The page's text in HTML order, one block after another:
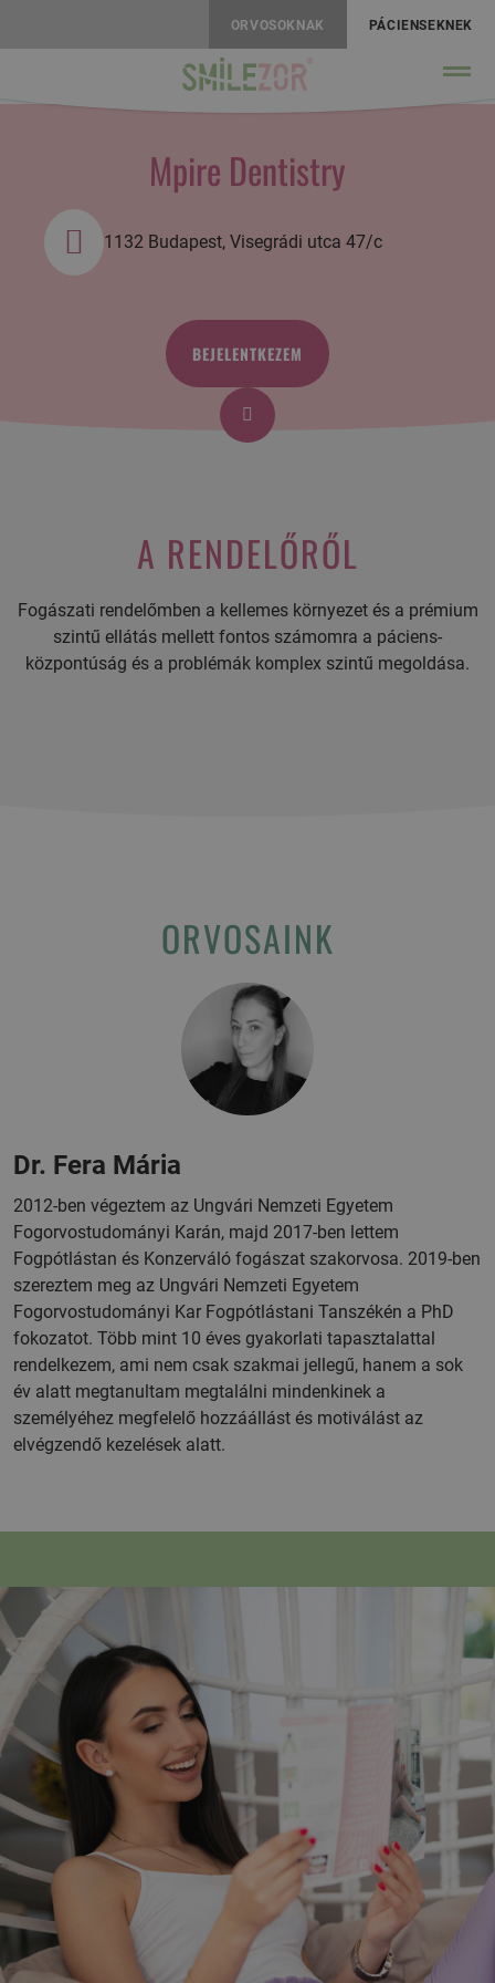
ORVOSOKNAK PÁCIENSEKNEK
Mpire Dentistry
1132 Budapest, Visegrádi utca 47/c
BEJELENTKEZEM
A RENDELŐRŐL
Fogászati rendelőmben a kellemes környezet és a prémium
szintű ellátás mellett fontos számomra a páciens-
központúság és a problémák komplex szintű megoldása.
ORVOSAINK
Dr. Fera Mária
2012-ben végeztem az Ungvári Nemzeti Egyetem
Fogorvostudományi Karán, majd 2017-ben lettem
Fogpótlástan és Konzerváló fogászat szakorvosa. 2019-ben
szereztem meg az Ungvári Nemzeti Egyetem
Fogorvostudományi Kar Fogpótlástani Tanszékén a PhD
fokozatot. Több mint 10 éves gyakorlati tapasztalattal
rendelkezem, ami nem csak szakmai jellegű, hanem a sok
év alatt megtanultam megtalálni mindenkinek a
személyéhez megfelelő hozzáállást és motiválást az
elvégzendő kezelések alatt.